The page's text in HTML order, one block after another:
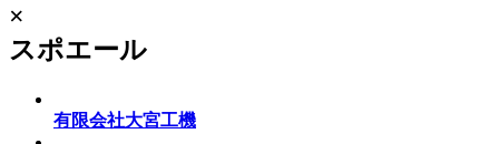
×
スポエール
有限会社大宮工機